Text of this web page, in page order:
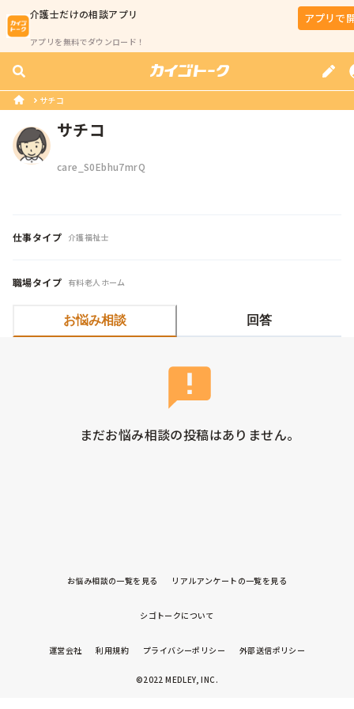
介護士だけの相談アプリ
アプリを無料でダウンロード！
アプリで
サチコ
サチコ
care_S0Ebhu7mrQ
仕事タイプ 介護福祉士
職場タイプ 有料老人ホーム
お悩み相談 回答
まだお悩み相談の投稿はありません。
お悩み相談の一覧を見る リアルアンケートの一覧を見る
シゴトークについて
運営会社 利用規約 プライバシーポリシー 外部送信ポリシー
©2022 MEDLEY, INC.